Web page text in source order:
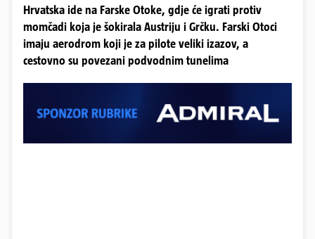
Hrvatska ide na Farske Otoke, gdje će igrati protiv
momčadi koja je šokirala Austriju i Grčku. Farski Otoci
imaju aerodrom koji je za pilote veliki izazov, a
cestovno su povezani podvodnim tunelima